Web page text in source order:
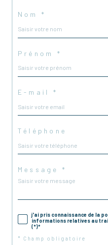
Nom *
Prénom *
E-mail *
Téléphone
Message *
j'ai pris connaissance de la
informations relatives au
(*)*
* Champ obligatoire